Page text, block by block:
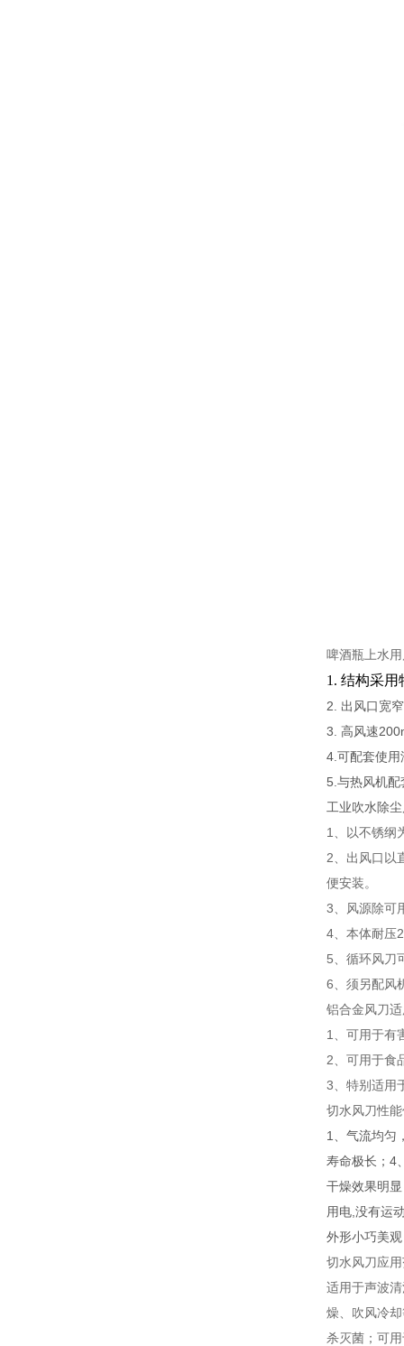
啤酒瓶上水
1. 结构采
2. 出风口宽
3. 高风速
4.可配套使用
5.与热风机配
工业吹水除
1、以不锈纲
2、出风口以
便安装。
3、风源除可
4、本体耐压
5、循环风刀
6、须另配风
铝合金风刀
1、可用于有
2、可用于食
3、特别适用
切水风刀性
1、气流均匀
寿命极长；4
干燥效果明
用电,没有运
外形小巧美
切水风刀应
适用于声波
燥、吹风冷
杀灭菌；可